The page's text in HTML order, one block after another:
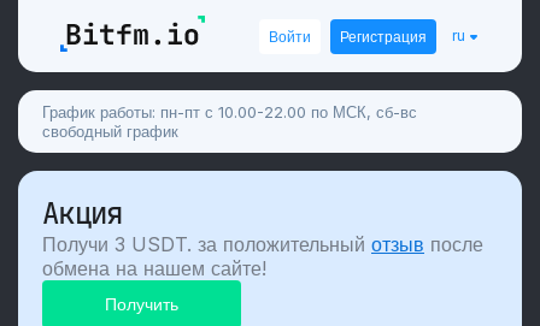
Войти Регистрация ru
График работы: пн-пт с 10.00-22.00 по МСК, сб-вс
свободный график
Акция
Получи 3 USDT. за положительный отзыв после
обмена на нашем сайте!